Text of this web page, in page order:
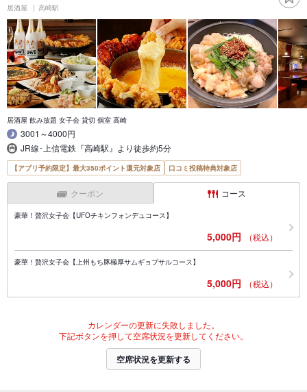
居酒屋 高崎駅
居酒屋 飲み放題 女子会 貸切 個室 高崎
3001～4000円
JR線･上信電鉄『高崎駅』より徒歩約5分
【アプリ予約限定】最大350ポイント還元対象店 口コミ投稿特典対象店
クーポン コース
豪華！贅沢女子会【UFOチキンフォンデュコース】
5,000円 （税込）
豪華！贅沢女子会【上州もち豚極厚サムギョプサルコース】
5,000円 （税込）
カレンダーの更新に失敗しました。
下記ボタンを押して空席状況を更新してください。
空席状況を更新する